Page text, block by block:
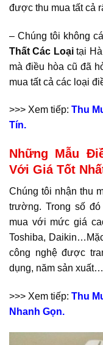
được thu mua tất cả
– Chúng tôi không
Thất Các Loạitại Hà
mà điều hòa cũ đã
mua tất cả các loại
>>> Xem tiếp: Thu
Tín.
Những Mẫu
Với Giá Tốt
Chúng tôi nhận thu
trường. Trong số
mua với mức giá
Toshiba,
công nghệ được
dụng, năm sản xuất…
>>> Xem tiếp: Thu
Nhanh Gọn.